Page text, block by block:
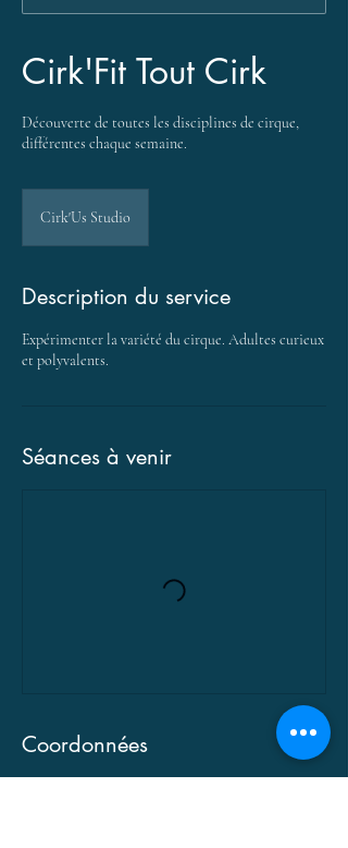
Cirk'Fit Tout Cirk
Découverte de toutes les disciplines de cirque,
différentes chaque semaine.
Cirk'Us Studio
Description du service
Expérimenter la variété du cirque. Adultes curieux
et polyvalents.
Séances à venir
Coordonnées